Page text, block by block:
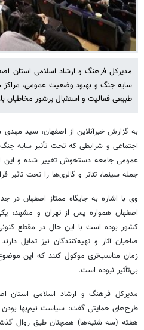
مدیرکل فرهنگ و ارشاد اسلامی استان
سایه جنگ و بهبود وضعیت عمومی،
طبیعی فعالیت و استقبال پرشور مخاطبان
به گزارش خبرآنلاین از اصفهان، سید
اجتماعی و شرایطی که تحت تأثیر سایه
عمومی جامعه دستخوش تغییر شده و این
جمله سینما، تئاتر و گالری‌ها را تحت‌ تاثیر
وی با اشاره به جایگاه ممتاز اصفهان در
اصفهان همواره پس از تهران و مشهد،
کشور بوده است با این حال در مقطع
صاحبان آثار و تهیه‌کنندگان نیز تمایل
زمان مناسب‌تری موکول کنند که این
بی‌تأثیر نبوده است.
مدیرکل فرهنگ و ارشاد اسلامی استان
طرح‌های حمایتی گفت: سیاست نیم‌بها
هفته (سه شنبه‌ها) همچنان طبق روال